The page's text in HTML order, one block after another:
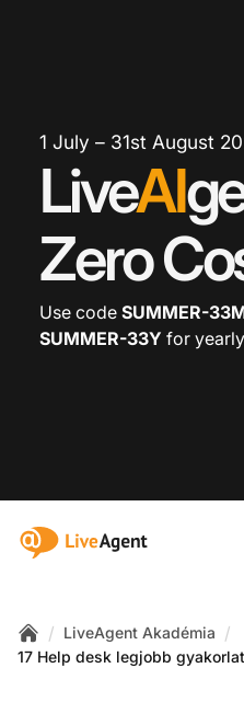
1 July – 31st August
LiveAI
Zero
Use code SUMMER-
SUMMER-33Y for
:site.title
Home
/ LiveAgent Akadémia /
17 Help desk legjobb